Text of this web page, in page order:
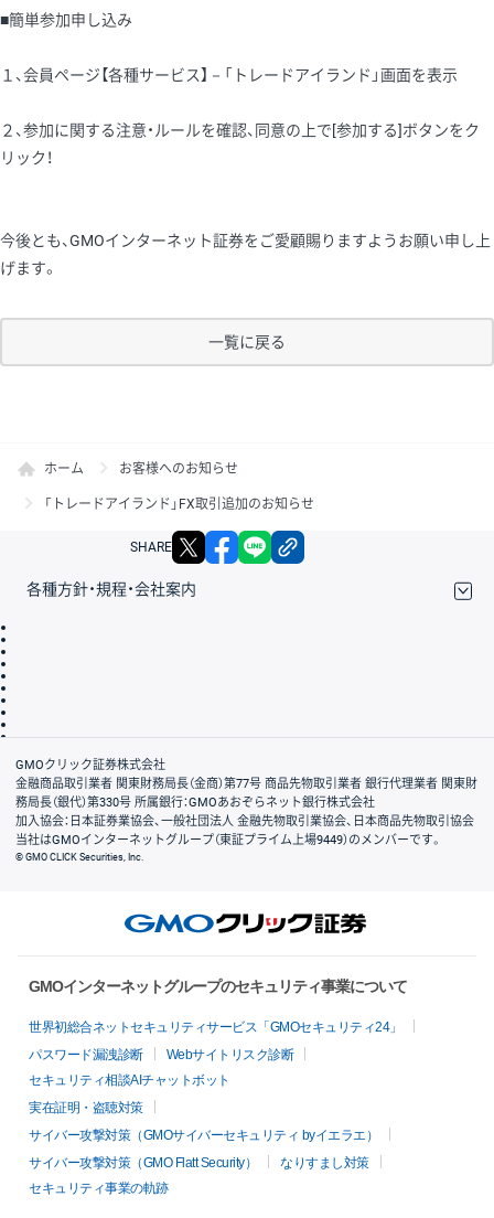
■簡単参加申し込み
１、会員ページ【各種サービス】－「トレードアイランド」画面を表示
２、参加に関する注意・ルールを確認、同意の上で[参加する]ボタンをク
リック！
今後とも、GMOインターネット証券をご愛顧賜りますようお願い申し上
げます。
一覧に戻る
ホーム お客様へのお知らせ
「トレードアイランド」FX取引追加のお知らせ
SHARE X facebook
各種方針・規程・会社案内
会社案内
GMOクリック証券株式会社
金融商品取引業者 関東財務局長（金商）第77号 商品先物取引業者 銀行代理業者 関東財
務局長（銀代）第330号 所属銀行：GMOあおぞらネット銀行株式会社
加入協会：日本証券業協会、一般社団法人 金融先物取引業協会、日本商品先物取引協会
当社はGMOインターネットグループ（東証プライム上場9449）のメンバーです。
© GMO CLICK Securities, Inc.
GMOインターネットグループのセキュリティ事業について
世界初総合ネットセキュリティサービス「GMOセキュリティ24」
パスワード漏洩診断
Webサイトリスク診断
セキュリティ相談AIチャットボット
実在証明・盗聴対策
サイバー攻撃対策（GMOサイバーセキュリティ byイエラエ）
サイバー攻撃対策（GMO Flatt Security）
なりすまし対策
セキュリティ事業の軌跡